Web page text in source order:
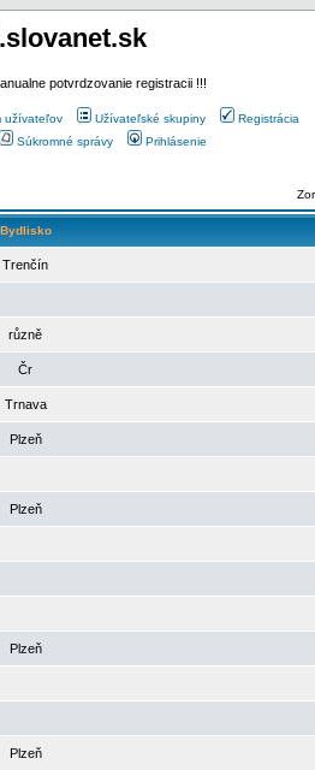
potvrdzovanie registracii !!!
užívateľov Užívateľské skupiny
Registrácia
Súkromné správy Prihlásenie
Bydlisko
Trenčín
různě
Čr
Trnava
Plzeň
Plzeň
Plzeň
Plzeň